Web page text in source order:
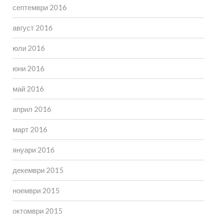
септември 2016
август 2016
юли 2016
юни 2016
май 2016
април 2016
март 2016
януари 2016
декември 2015
ноември 2015
октомври 2015